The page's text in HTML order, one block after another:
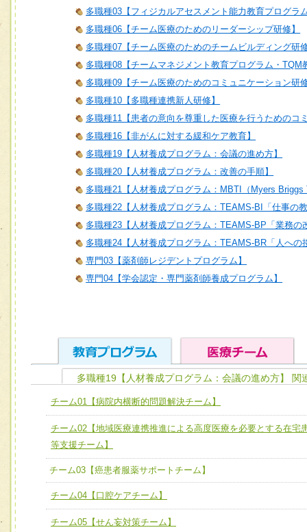
多職種03【フィジカルアセスメント能力教育プログラ
多職種06【チーム医療のためのリーダーシップ研修】
多職種07【チーム医療のためのチームビルディング研
多職種08【チームマネジメント教育プログラム・TQM
多職種09【チーム医療のためのコミュニケーション研
多職種10【多職種連携新人研修】
多職種11【患者の意向を尊重した医療を行うためのコ
多職種16【非がんに対する緩和ケア教育】
多職種19【人材養成プログラム：会議の進め方】
多職種20【人材養成プログラム：改善の手順】
多職種21【人材養成プログラム：MBTI（Myers
多職種22【人材養成プログラム：TEAMS-BI「仕事の
多職種23【人材養成プログラム：TEAMS-BP「業務の
多職種24【人材養成プログラム：TEAMS-BR「人への
専門03【薬剤師レジデントプログラム】
専門04【学会認定・専門薬剤師養成プログラム】
ユニット１ 医療人としての基礎能力
全人的医療を実践する医療人として、必要な基礎能力を身
ける
必要に応じて柔軟に医療チームを組織し、強調できる
ユニット３ 多職種連携力
他職種の視点とスキルを学び、相互理解と連携を深める
チーム01【病院内横断的問題解決チーム】
チーム02【地域医療連携推進による高度医療を必要とする
宅患者等支援チーム】
チーム03【癌患者服薬サポートチーム】
多職種19【人材養成プログラム：会議の進め方】 関
チーム01【病院内横断的問題解決チーム】
チーム02【地域医療連携推進による高度医療を必要とする在宅
等支援チーム】
チーム03【癌患者服薬サポートチーム】
チーム04【口腔ケアチーム】
チーム05【せん妄対策チーム】